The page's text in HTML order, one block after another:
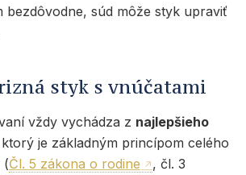
bezdôvodne, súd môže styk upraviť
styk s vnúčatami
vždy vychádza z najlepšieho
je základným princípom celého
(Čl. 5 zákona o rodine
, čl. 3